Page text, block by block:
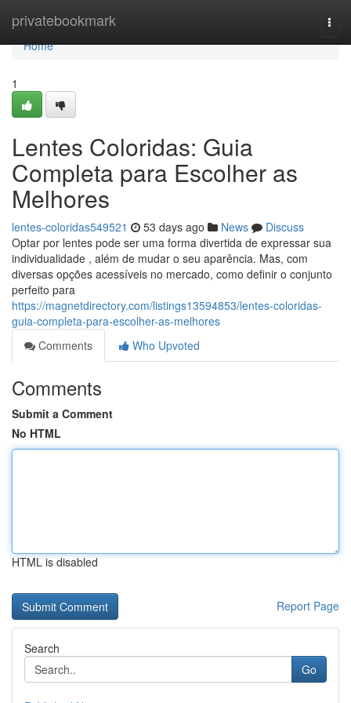
privatebookmark
Home
Home
1
Lentes Coloridas: Guia
Completa para Escolher as
Melhores
lentes-coloridas549521 53 days ago News
Discuss
Optar por lentes pode ser uma forma divertida de expressar sua
individualidade , além de mudar o seu aparência. Mas, com
diversas opções acessíveis no mercado, como definir o conjunto
perfeito para
https://magnetdirectory.com/listings13594853/lentes-coloridas-
guia-completa-para-escolher-as-melhores
Comments
Who Upvoted
Comments
Submit a Comment
No HTML
HTML is disabled
Report Page
Search
Go